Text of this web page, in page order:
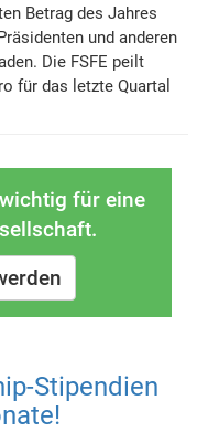
Betrag des Jahres
und anderen
Die FSFE peilt
für das letzte Quartal
für eine
Stipendien